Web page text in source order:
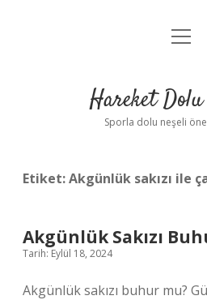
Anasayfa
Yasal
Hareket
Sporla dolu neşeli
Etiket:Akgünlük sakızı ile
Akgünlük Sakızı
Tarih: Eylül 18, 2024
Akgünlük sakızı buhur mu?